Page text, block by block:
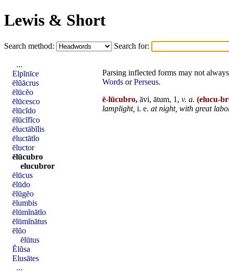
Lewis & Short
Search method: Search for:
Parsing inflected forms may not
Words orPerseus.
ē-lūcubro, āvi, ātum, 1, v. a. (elucu-
lamplight, i. e. atnight, with great
...
Elpĭnīce
ēlŭācrus
ēlūcĕo
ēlūcesco
ēlūcĭdo
ēlūcĭfĭco
ēluctābĭlis
ēluctātĭo
ēluctor
ēlūcubro
elucubror
ēlūcus
ēlūdo
ēlūgĕo
ēlumbis
ēlūmĭnātĭo
ēlūmĭnātus
ēlŭo
ēlūtus
Ĕlŭsa
Elusātes
...